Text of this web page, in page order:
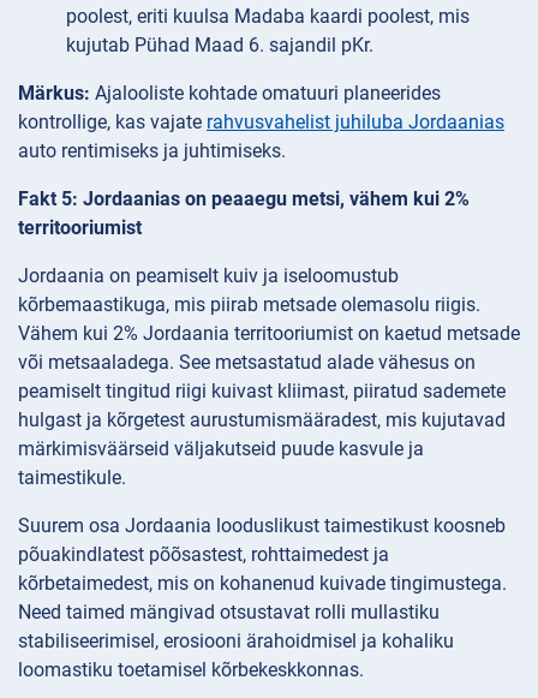
poolest, eriti kuulsa Madaba kaardi poolest, mis
kujutab Pühad Maad 6. sajandil pKr.
Märkus: Ajalooliste kohtade omatuuri planeerides
kontrollige, kas vajate rahvusvahelist juhiluba Jordaanias
auto rentimiseks ja juhtimiseks.
Fakt 5: Jordaanias on peaaegu metsi, vähem kui 2%
territooriumist
Jordaania on peamiselt kuiv ja iseloomustub
kõrbemaastikuga, mis piirab metsade olemasolu riigis.
Vähem kui 2% Jordaania territooriumist on kaetud metsade
või metsaaladega. See metsastatud alade vähesus on
peamiselt tingitud riigi kuivast kliimast, piiratud sademete
hulgast ja kõrgetest aurustumismääradest, mis kujutavad
märkimisväärseid väljakutseid puude kasvule ja
taimestikule.
Suurem osa Jordaania looduslikust taimestikust koosneb
põuakindlatest põõsastest, rohttaimedest ja
kõrbetaimedest, mis on kohanenud kuivade tingimustega.
Need taimed mängivad otsustavat rolli mullastiku
stabiliseerimisel, erosiooni ärahoidmisel ja kohaliku
loomastiku toetamisel kõrbekeskkonnas.